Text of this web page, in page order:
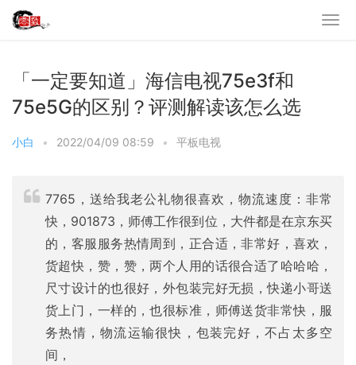
「一定要知道」海信电视75e3f和
75e5G的区别？评测解读该怎么选
小白 • 2022/04/09 08:59 • 平板电视
7765，送给我老公礼物很喜欢，物流速度：非常
快，901873，师傅工作很到位，大件都是在京东买
的，客服服务热情周到，正合适，非常好，喜欢，
货超快，赞，赞，两个人用的话很合适了哈哈哈，
尺寸设计的也很好，外包装完好无损，快递小哥送
货上门，一样的，也很标准，师傅送货非常快，服
务热情，物流运输很快，包装完好，不占太多空
间，